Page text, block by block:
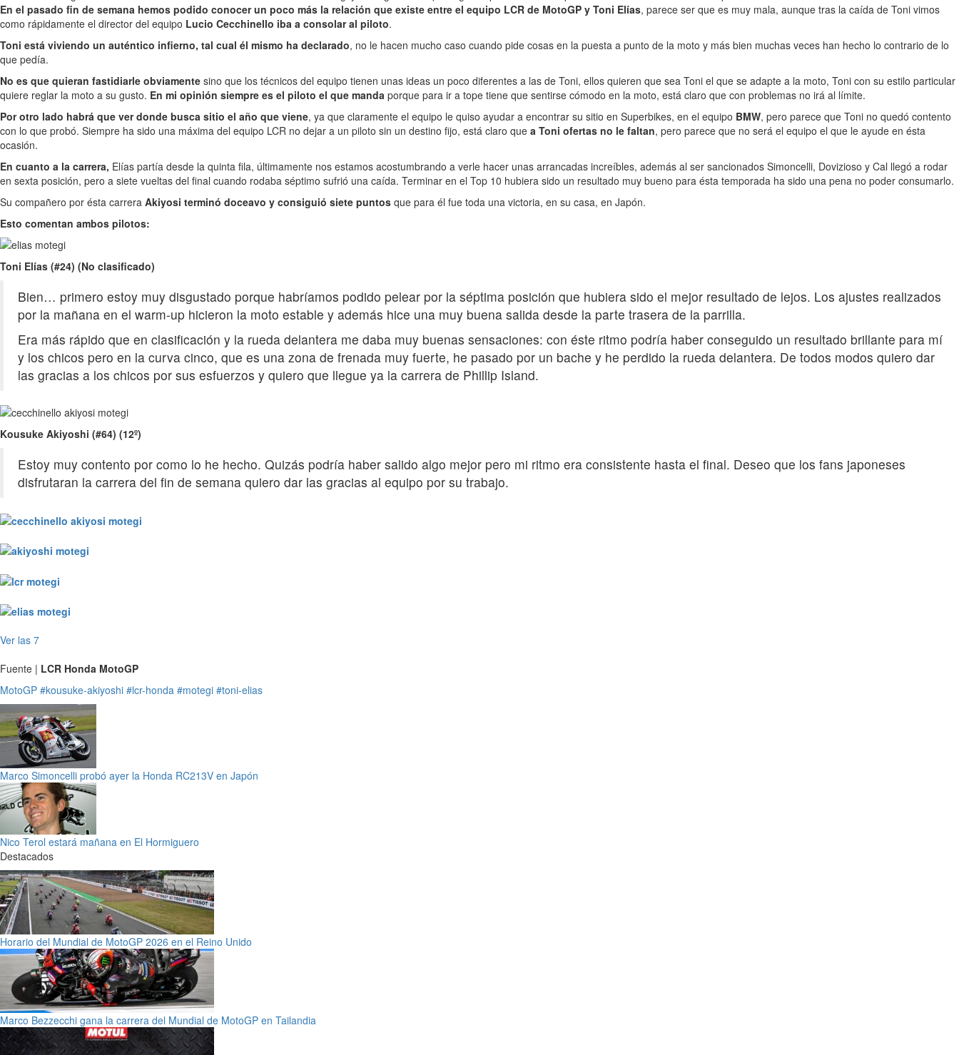
En el pasado fin de semana hemos podido conocer un poco más la relación que existe entre el equipo LCR de MotoGP y Toni Elías, parece ser que es muy mala, aunque tras la caída de Toni vimos
como rápidamente el director del equipo Lucio Cecchinello iba a consolar al piloto.
Toni está viviendo un auténtico infierno, tal cual él mismo ha declarado, no le hacen mucho caso cuando pide cosas en la puesta a punto de la moto y más bien muchas veces han hecho lo contrario de lo
que pedía.
No es que quieran fastidiarle obviamente sino que los técnicos del equipo tienen unas ideas un poco diferentes a las de Toni, ellos quieren que sea Toni el que se adapte a la moto, Toni con su estilo particular
quiere reglar la moto a su gusto. En mi opinión siempre es el piloto el que manda porque para ir a tope tiene que sentirse cómodo en la moto, está claro que con problemas no irá al límite.
Por otro lado habrá que ver donde busca sitio el año que viene, ya que claramente el equipo le quiso ayudar a encontrar su sitio en Superbikes, en el equipo BMW, pero parece que Toni no quedó contento
con lo que probó. Siempre ha sido una máxima del equipo LCR no dejar a un piloto sin un destino fijo, está claro que a Toni ofertas no le faltan, pero parece que no será el equipo el que le ayude en ésta
ocasión.
En cuanto a la carrera, Elías partía desde la quinta fila, últimamente nos estamos acostumbrando a verle hacer unas arrancadas increíbles, además al ser sancionados Simoncelli, Dovizioso y Cal llegó a rodar
en sexta posición, pero a siete vueltas del final cuando rodaba séptimo sufrió una caída. Terminar en el Top 10 hubiera sido un resultado muy bueno para ésta temporada ha sido una pena no poder consumarlo.
Su compañero por ésta carrera Akiyosi terminó doceavo y consiguió siete puntos que para él fue toda una victoria, en su casa, en Japón.
Esto comentan ambos pilotos:
Toni Elías (#24) (No clasificado)
Bien… primero estoy muy disgustado porque habríamos podido pelear por la séptima posición que hubiera sido el mejor resultado de lejos. Los ajustes realizados
por la mañana en el warm-up hicieron la moto estable y además hice una muy buena salida desde la parte trasera de la parrilla.
Era más rápido que en clasificación y la rueda delantera me daba muy buenas sensaciones: con éste ritmo podría haber conseguido un resultado brillante para mí
y los chicos pero en la curva cinco, que es una zona de frenada muy fuerte, he pasado por un bache y he perdido la rueda delantera. De todos modos quiero dar
las gracias a los chicos por sus esfuerzos y quiero que llegue ya la carrera de Phillip Island.
Kousuke Akiyoshi (#64) (12º)
Estoy muy contento por como lo he hecho. Quizás podría haber salido algo mejor pero mi ritmo era consistente hasta el final. Deseo que los fans japoneses
disfrutaran la carrera del fin de semana quiero dar las gracias al equipo por su trabajo.
Ver las 7
Fuente | LCR Honda MotoGP
MotoGP #kousuke-akiyoshi #lcr-honda #motegi #toni-elias
Marco Simoncelli probó ayer la Honda RC213V en Japón
Nico Terol estará mañana en El Hormiguero
Destacados
Horario del Mundial de MotoGP 2026 en el Reino Unido
Marco Bezzecchi gana la carrera del Mundial de MotoGP en Tailandia